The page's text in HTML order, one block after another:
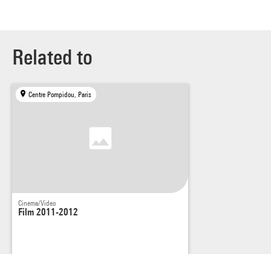
Related to
Centre Pompidou, Paris
Cinema/Video
Film 2011-2012